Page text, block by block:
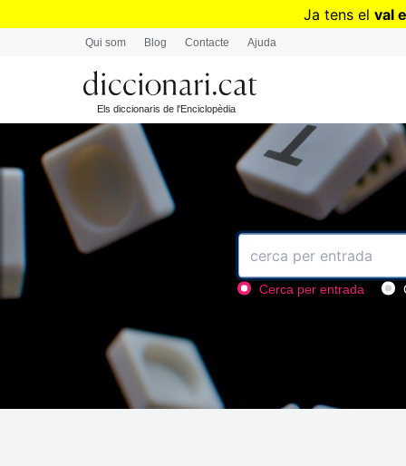
Ja tens el val
Qui som Blog Contacte Ajuda
Els diccionaris de l'Enciclopèdia
Cerca per entrada